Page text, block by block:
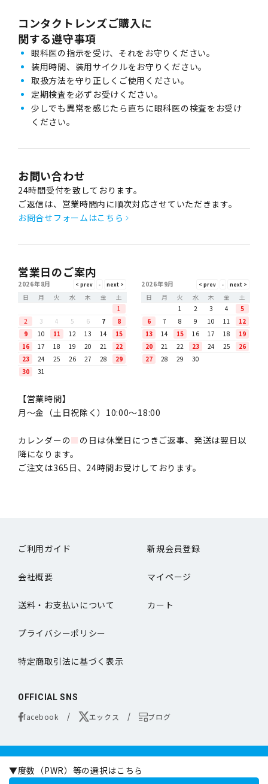
▼度数（PWR）等の選択はこちら
コンタクトレンズご購入に
関する遵守事項
眼科医の指示を受け、それをお守りください。
装用時間、装用サイクルをお守りください。
取扱方法を守り正しくご使用ください。
定期検査を必ずお受けください。
少しでも異常を感じたら直ちに眼科医の検査をお受け
ください。
お問い合わせ
24時間受付を致しております。
ご返信は、営業時間内に順次対応させていただきます。
お問合せフォームはこちら
営業日のご案内
2026年8月
日
月 火 水 木 金
土
1
2
3 4 5 6 7
8
9
10 11 12 13 14
15
16
17 18 19 20 21
22
23
24 25 26 27 28
29
30
31
2026年9月
日
月 火 水 木 金
土
1
2 3 4
5
6
7 8 9 10 11
12
13
14 15 16 17 18
19
20
21 22 23 24 25
26
27
28 29 30
【営業時間】
月〜金（土日祝除く）10:00～18:00
カレンダーの■ の日は休業日につきご返事、発送は翌日以
降になります。
ご注文は365日、24時間お受けしております。
ご利用ガイド 新規会員登録
会社概要 マイページ
送料・お支払いについて カート
プライバシーポリシー
特定商取引法に基づく表示
OFFICIAL SNS
facebook エックス ブログ
お買い求めの際は必ず医師の処方に基づきお選びください。